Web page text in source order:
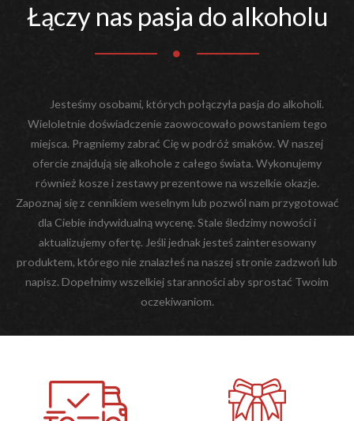
Łączy nas pasja do alkoholu
Jesteśmy osobami, których połączyła pasja do alkoholi.
Wieloletnie doświadczenie zaowocowało powstaniem tego
miejsca. Pragniemy zabrać Cię w podróż smaków. W naszej
ofercie znajdują się alkohole z całego świata. Wykonujemy
również kosze i zestawy prezentowe na wszelkie okazje.
Zapoznaj się z cennikiem weselnym lub pozwól nam przygotować
dla Ciebie indywidualną wycenę. Stale śledzimy nowości i
aktualizujemy ofertę. Jeśli jednak jesteś zainteresowany
produktem, którego nie znalazłeś na naszej stronie zadzwoń lub
napisz. Dopełnimy wszelkiej staranności aby sprostać Twoim
oczekiwaniom.